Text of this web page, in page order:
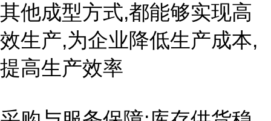
其他成型方式,都能够实现高
效生产,为企业降低生产成本,
提高生产效率